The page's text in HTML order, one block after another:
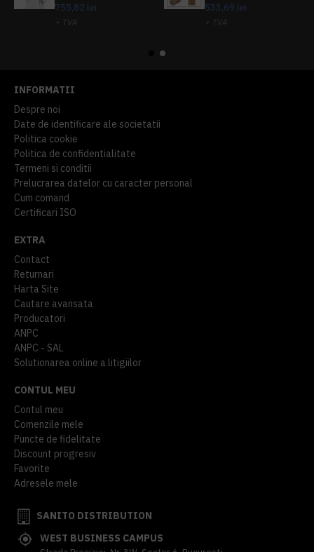
755,82 lei
+ TVA
533,69 lei
+ TVA
INFORMATII
Despre noi
Date de identificare ale societatii
Politica cookie
Politica de confidentialitate
Termeni si conditii
Prelucrarea datelor cu caracter personal
Cum comand
Certificari ISO
EXTRA
Contact
Returnari
Harta Site
Cautare avansata
Producatori
ANPC
ANPC - SAL
Solutionarea online a litigiilor
CONTUL MEU
Contul meu
Comenzile mele
Puncte de fidelitate
Discount progresiv
Favorite
Adresele mele
SANITO DISTRIBUTION
WEST BUSINESS CAMPUS